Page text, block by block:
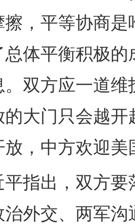
擦，平等协商
总体平衡积极
。双方应一道
的大门只会越
放，中方欢迎
出，双方要
治外交、两军